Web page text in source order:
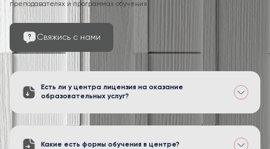
преподавателях и программах обучения
Свяжись с нами
Есть ли у центра лицензия на оказание
образовательных услуг?
Какие есть формы обучения в центре?